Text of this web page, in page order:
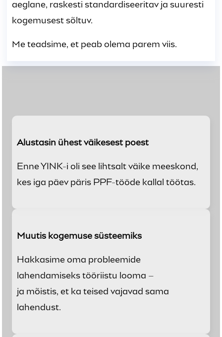
aeglane, raskesti standardiseeritav ja suuresti
kogemusest sõltuv.
Me teadsime, et peab olema parem viis.
Alustasin ühest väikesest poest
Enne YINK-i oli see lihtsalt väike meeskond,
kes iga päev päris PPF-tööde kallal töötas.
Muutis kogemuse süsteemiks
Hakkasime oma probleemide
lahendamiseks tööriistu looma –
ja mõistis, et ka teised vajavad sama
lahendust.